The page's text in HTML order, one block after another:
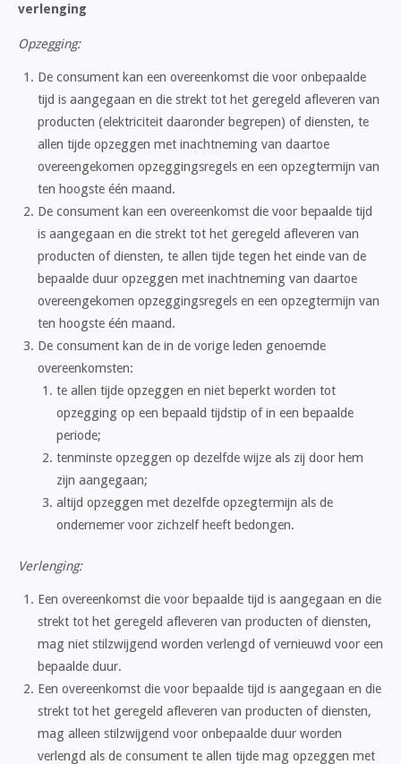
verlenging
Opzegging:
De consument kan een overeenkomst die voor onbepaalde
tijd is aangegaan en die strekt tot het geregeld afleveren van
producten (elektriciteit daaronder begrepen) of diensten, te
allen tijde opzeggen met inachtneming van daartoe
overeengekomen opzeggingsregels en een opzegtermijn van
ten hoogste één maand.
De consument kan een overeenkomst die voor bepaalde tijd
is aangegaan en die strekt tot het geregeld afleveren van
producten of diensten, te allen tijde tegen het einde van de
bepaalde duur opzeggen met inachtneming van daartoe
overeengekomen opzeggingsregels en een opzegtermijn van
ten hoogste één maand.
De consument kan de in de vorige leden genoemde
overeenkomsten:
te allen tijde opzeggen en niet beperkt worden tot
opzegging op een bepaald tijdstip of in een bepaalde
periode;
tenminste opzeggen op dezelfde wijze als zij door hem
zijn aangegaan;
altijd opzeggen met dezelfde opzegtermijn als de
ondernemer voor zichzelf heeft bedongen.
Verlenging:
Een overeenkomst die voor bepaalde tijd is aangegaan en die
strekt tot het geregeld afleveren van producten of diensten,
mag niet stilzwijgend worden verlengd of vernieuwd voor een
bepaalde duur.
Een overeenkomst die voor bepaalde tijd is aangegaan en die
strekt tot het geregeld afleveren van producten of diensten,
mag alleen stilzwijgend voor onbepaalde duur worden
verlengd als de consument te allen tijde mag opzeggen met